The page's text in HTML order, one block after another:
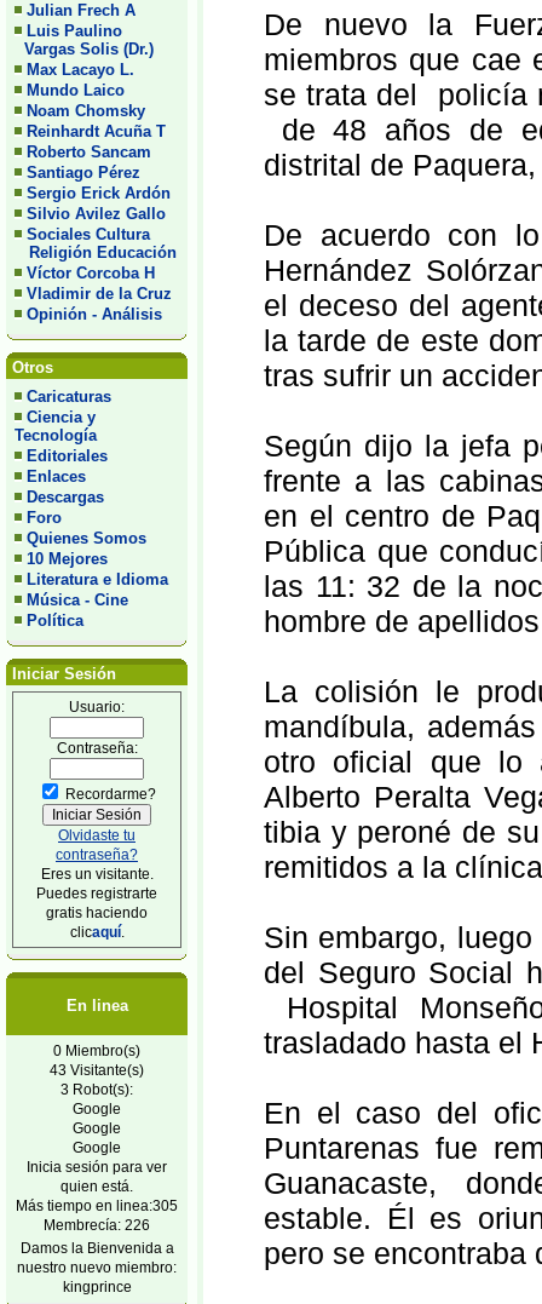
Julian Frech A
Luis Paulino
Vargas Solis (Dr.)
Max Lacayo L.
Mundo Laico
Noam Chomsky
Reinhardt Acuña T
Roberto Sancam
Santiago Pérez
Sergio Erick Ardón
Silvio Avilez Gallo
Sociales Cultura
Religión Educación
Víctor Corcoba H
Vladimir de la Cruz
Opinión - Análisis
Otros
Caricaturas
Ciencia y
Tecnología
Editoriales
Enlaces
Descargas
Foro
Quienes Somos
10 Mejores
Literatura e Idioma
Música - Cine
Política
Iniciar Sesión
Usuario:
Contraseña:
Recordarme?
Olvidaste tu
contraseña?
Eres un visitante.
Puedes registrarte
gratis haciendo
clicaquí.
En linea
0 Miembro(s)
43 Visitante(s)
3 Robot(s):
Google
Google
Google
Inicia sesión para ver
quien está.
Más tiempo en linea:305
Membrecía: 226
Damos la Bienvenida a
nuestro nuevo miembro:
kingprince
De nuevo la
miembros que cae
se trata del policía
de 48 años de
distrital de
De acuerdo con
Hernández
el deceso del
la tarde de este
tras sufrir un
Según dijo la jefa
frente a las
en el centro de
Pública que
las 11: 32 de la
hombre de
La colisión le
mandíbula,
otro oficial que lo
Alberto Peralta
tibia y peroné de
remitidos a la
Sin embargo,
del Seguro Social
Hospital
trasladado hasta el
En el caso del
Puntarenas fue
Guanacaste,
estable. Él es
pero se encontraba